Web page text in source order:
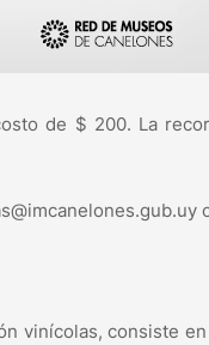
de $ 200. La
vinícolas, consiste